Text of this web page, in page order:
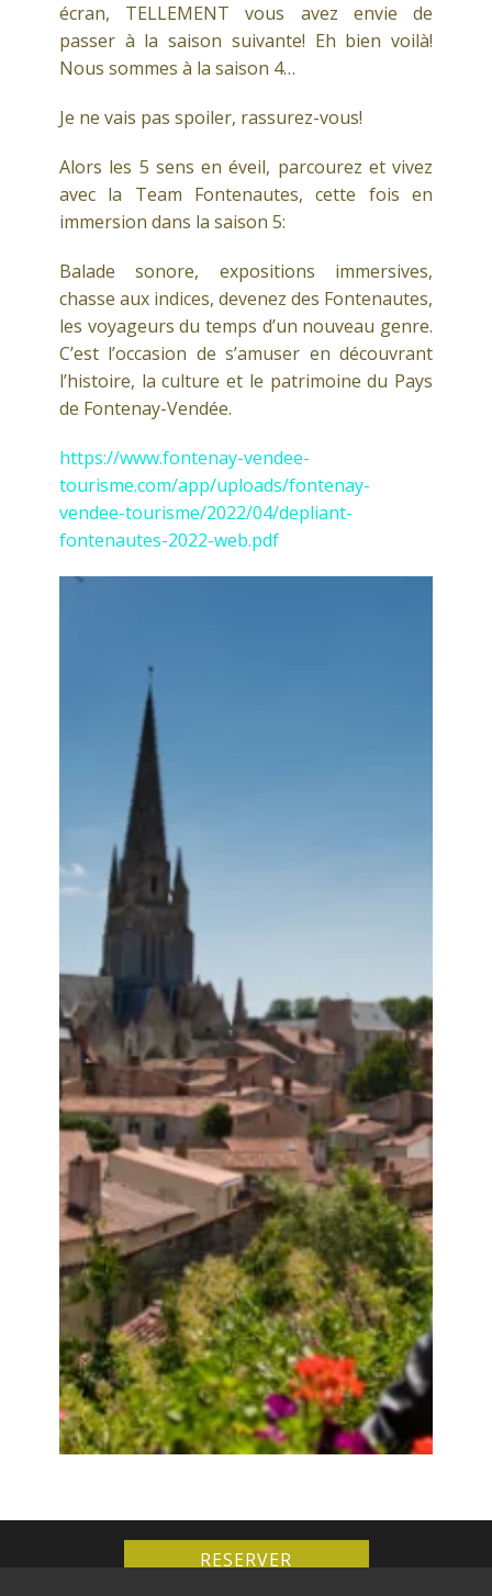
écran, TELLEMENT vous avez envie de
passer à la saison suivante! Eh bien voilà!
Nous sommes à la saison 4…
Je ne vais pas spoiler, rassurez-vous!
Alors les 5 sens en éveil, parcourez et vivez
avec la Team Fontenautes, cette fois en
immersion dans la saison 5:
Balade sonore, expositions immersives,
chasse aux indices, devenez des Fontenautes,
les voyageurs du temps d’un nouveau genre.
C’est l’occasion de s’amuser en découvrant
l’histoire, la culture et le patrimoine du Pays
de Fontenay-Vendée.
https://www.fontenay-vendee-
tourisme.com/app/uploads/fontenay-
vendee-tourisme/2022/04/depliant-
fontenautes-2022-web.pdf
RESERVER